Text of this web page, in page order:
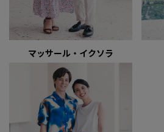
マッサール・イクソラ